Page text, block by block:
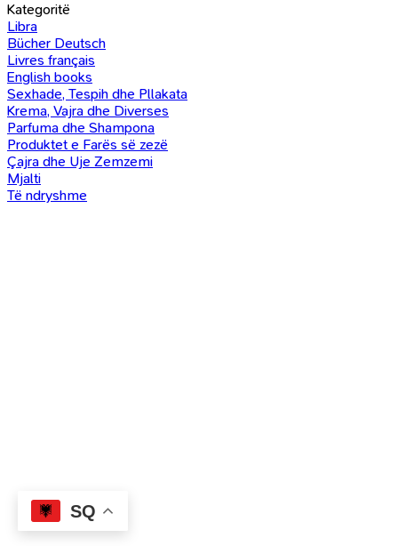
SQ
Kategoritë
Libra
Bücher Deutsch
Livres français
English books
Sexhade, Tespih dhe Pllakata
Krema, Vajra dhe Diverses
Parfuma dhe Shampona
Produktet e Farës së zezë
Çajra dhe Uje Zemzemi
Mjalti
Të ndryshme